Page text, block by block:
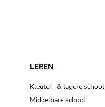
LEREN
Kleuter- & lagere school
Middelbare school